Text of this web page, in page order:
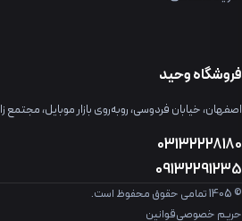
فروشگاه وحید
اصفهان، خیابان فردوسی، روبه‌روی بازار موبایل، مجتمع
03132228180
09132291235
© 1405 تمامی حقوق محفوظ است.
حریم خصوصیقوانین